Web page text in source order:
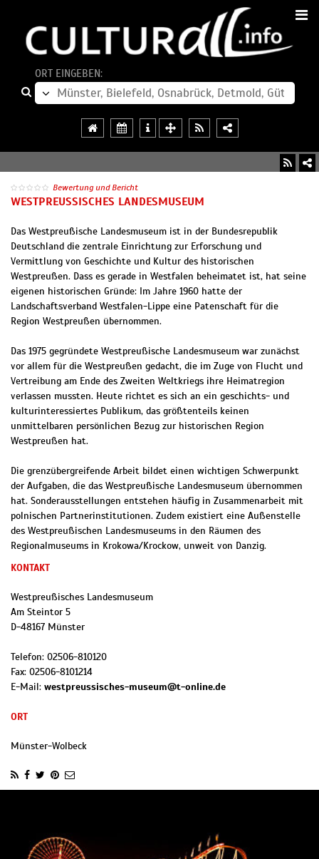
ORT EINGEBEN:
Bewertung und Bericht
WESTPREUSSISCHES LANDESMUSEUM
Das Westpreußische Landesmuseum ist in der Bundesrepublik
Deutschland die zentrale Einrichtung zur Erforschung und
Vermittlung von Geschichte und Kultur des historischen
Westpreußen. Dass es gerade in Westfalen beheimatet ist, hat seine
eigenen historischen Gründe: Im Jahre 1960 hatte der
Landschaftsverband Westfalen-Lippe eine Patenschaft für die
Region Westpreußen übernommen.
Das 1975 gegründete Westpreußische Landesmuseum war zunächst
vor allem für die Westpreußen gedacht, die im Zuge von Flucht und
Vertreibung am Ende des Zweiten Weltkriegs ihre Heimatregion
verlassen mussten. Heute richtet es sich an ein geschichts- und
kulturinteressiertes Publikum, das größtenteils keinen
unmittelbaren persönlichen Bezug zur historischen Region
Westpreußen hat.
Die grenzübergreifende Arbeit bildet einen wichtigen Schwerpunkt
der Aufgaben, die das Westpreußische Landesmuseum übernommen
hat. Sonderausstellungen entstehen häufig in Zusammenarbeit mit
polnischen Partnerinstitutionen. Zudem existiert eine Außenstelle
des Westpreußischen Landesmuseums in den Räumen des
Regionalmuseums in Krokowa/Krockow, unweit von Danzig.
KONTAKT
Westpreußisches Landesmuseum
Am Steintor 5
D-48167 Münster
Telefon: 02506-810120
Fax: 02506-8101214
E-Mail: westpreussisches-museum@t-online.de
ORT
Münster-Wolbeck